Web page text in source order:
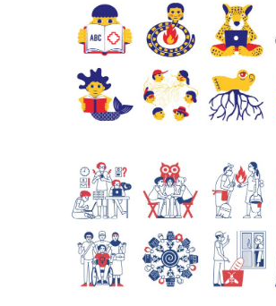
Pictos 2023
Pictos 2020